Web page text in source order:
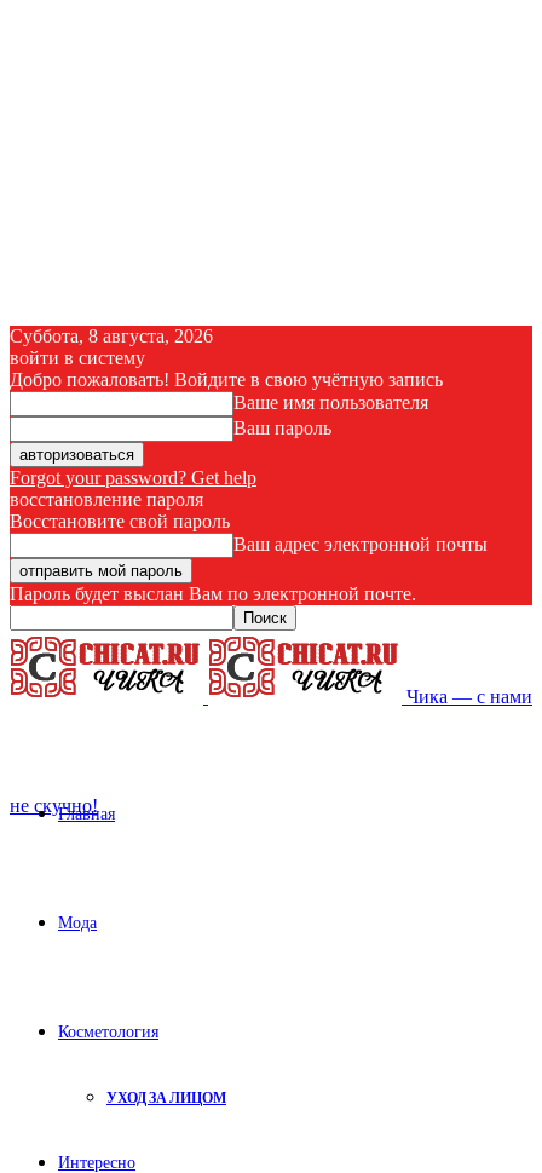
Суббота, 8 августа, 2026
войти в систему
Добро пожаловать! Войдите в свою учётную запись
Ваше имя пользователя
Ваш пароль
Forgot your password? Get help
восстановление пароля
Восстановите свой пароль
Ваш адрес электронной почты
Пароль будет выслан Вам по электронной почте.
Чика — с нами
не скучно!
Главная
Мода
Косметология
УХОД ЗА ЛИЦОМ
Интересно